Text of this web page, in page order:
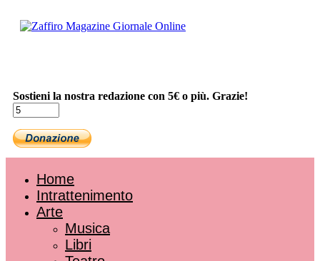
Sostieni la nostra redazione con 5€ o più. Grazie!
Home
Intrattenimento
Arte
Musica
Libri